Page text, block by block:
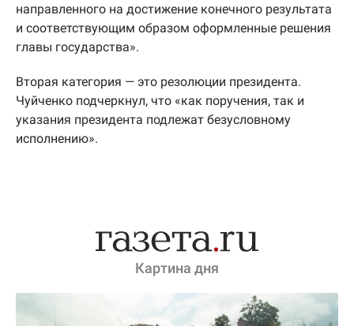
направленного на достижение конечного результата
и соответствующим образом оформленные решения
главы государства».
Вторая категория — это резолюции президента.
Чуйченко подчеркнул, что «как поручения, так и
указания президента подлежат безусловному
исполнению».
Картина дня